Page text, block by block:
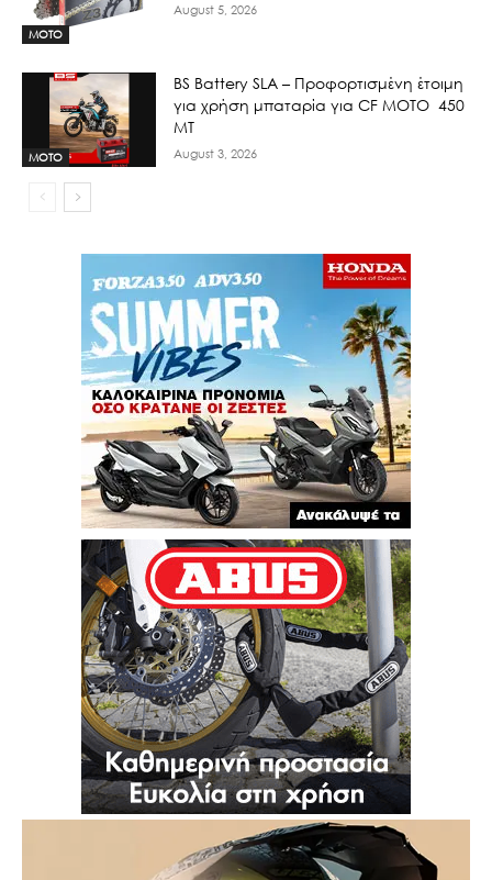
MOTO
August 5, 2026
MOTO
BS Battery SLA – Προφορτισμένη έτοιμη
για χρήση μπαταρία για CF MOTO 450
MT
August 3, 2026